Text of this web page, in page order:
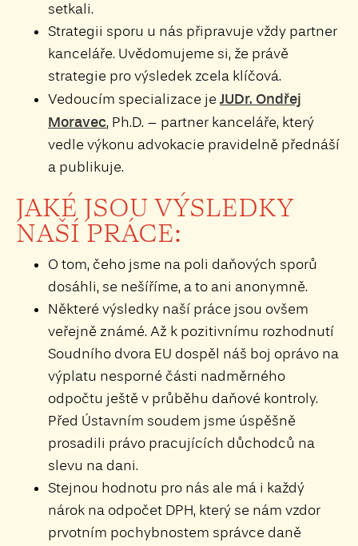
setkali.
Strategii sporu u nás připravuje vždy partner
kanceláře. Uvědomujeme si, že právě
strategie pro výsledek zcela klíčová.
Vedoucím specializace je JUDr. Ondřej
Moravec, Ph.D. – partner kanceláře, který
vedle výkonu advokacie pravidelně přednáší
a publikuje.
JAKÉ JSOU VÝSLEDKY
NAŠÍ PRÁCE:
O tom, čeho jsme na poli daňových sporů
dosáhli, se nešíříme, a to ani anonymně.
Některé výsledky naší práce jsou ovšem
veřejně známé. Až k pozitivnímu rozhodnutí
Soudního dvora EU dospěl náš boj oprávo na
výplatu nesporné části nadměrného
odpočtu ještě v průběhu daňové kontroly.
Před Ústavním soudem jsme úspěšně
prosadili právo pracujících důchodců na
slevu na dani.
Stejnou hodnotu pro nás ale má i každý
nárok na odpočet DPH, který se nám vzdor
prvotním pochybnostem správce daně